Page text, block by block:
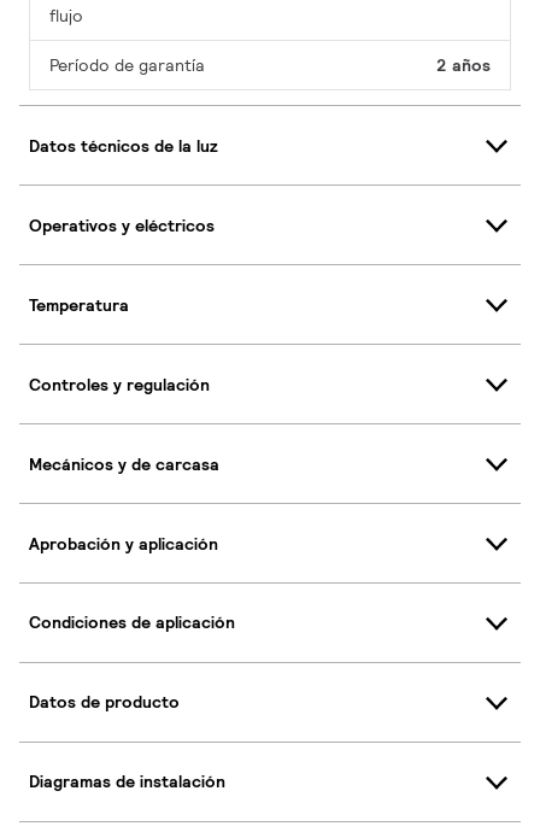
flujo
Período de garantía 2 años
Datos técnicos de la luz
Operativos y eléctricos
Temperatura
Controles y regulación
Mecánicos y de carcasa
Aprobación y aplicación
Condiciones de aplicación
Datos de producto
Diagramas de instalación